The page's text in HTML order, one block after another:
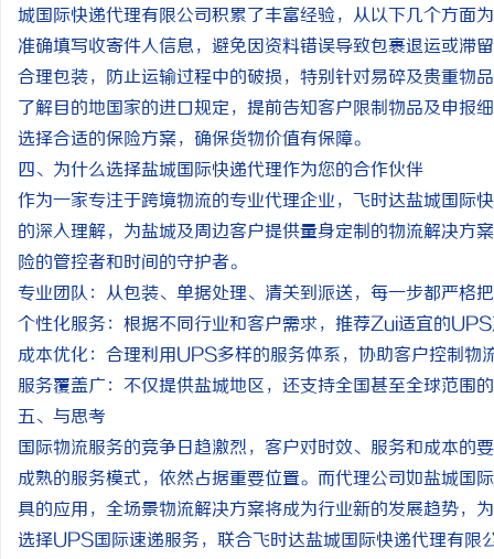
城国际快递代理有限公司积累了丰富经验，从以下几个方面
准确填写收寄件人信息，避免因资料错误导致包裹退运或滞
合理包装，防止运输过程中的破损，特别针对易碎及贵重物
了解目的地国家的进口规定，提前告知客户限制物品及申报
选择合适的保险方案，确保货物价值有保障。
四、为什么选择盐城国际快递代理作为您的合作伙伴
作为一家专注于跨境物流的专业代理企业，飞时达盐城国际
的深入理解，为盐城及周边客户提供量身定制的物流解决方
险的管控者和时间的守护者。
专业团队：从包装、单据处理、清关到派送，每一步都严格
个性化服务：根据不同行业和客户需求，推荐Zui适宜的
成本优化：合理利用UPS多样的服务体系，协助客户控制物
服务覆盖广：不仅提供盐城地区，还支持全国甚至全球范围
五、与思考
国际物流服务的竞争日趋激烈，客户对时效、服务和成本的
成熟的服务模式，依然占据重要位置。而代理公司如盐城国
具的应用，全场景物流解决方案将成为行业新的发展趋势，
选择UPS国际速递服务，联合飞时达盐城国际快递代理有限